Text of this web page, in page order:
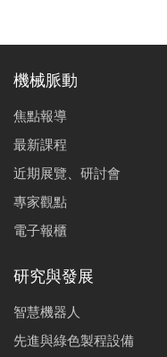
機械脈動
焦點報導
最新課程
近期展覽、研討會
專家觀點
電子報櫃
研究與發展
智慧機器人
先進與綠色製程設備